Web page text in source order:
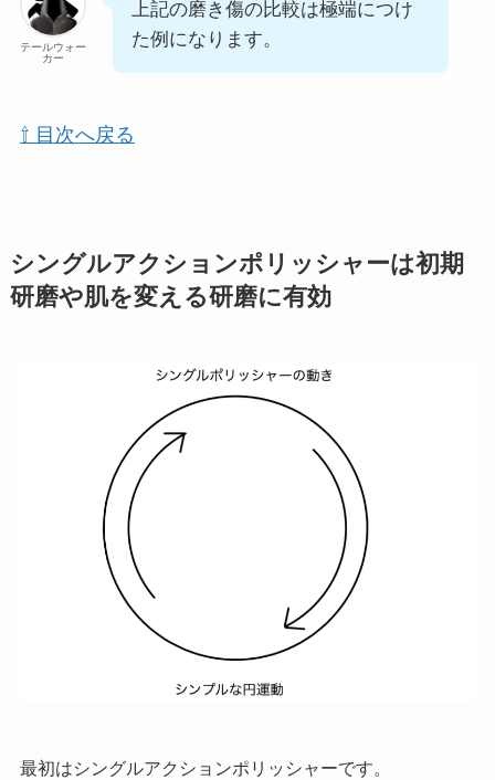
テールウォー
カー
上記の磨き傷の比較は極端につけ
た例になります。
⇧ 目次へ戻る
シングルアクションポリッシャーは初期
研磨や肌を変える研磨に有効
最初はシングルアクションポリッシャーです。